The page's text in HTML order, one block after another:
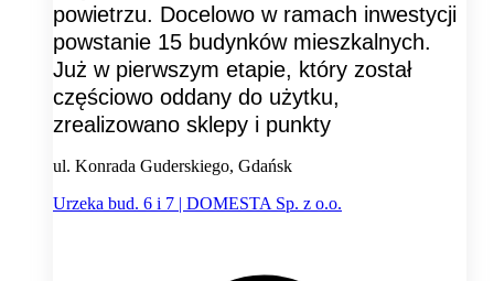
powietrzu. Docelowo w ramach inwestycji
powstanie 15 budynków mieszkalnych.
Już w pierwszym etapie, który został
częściowo oddany do użytku,
zrealizowano sklepy i punkty
ul. Konrada Guderskiego, Gdańsk
Urzeka bud. 6 i 7 | DOMESTA Sp. z o.o.